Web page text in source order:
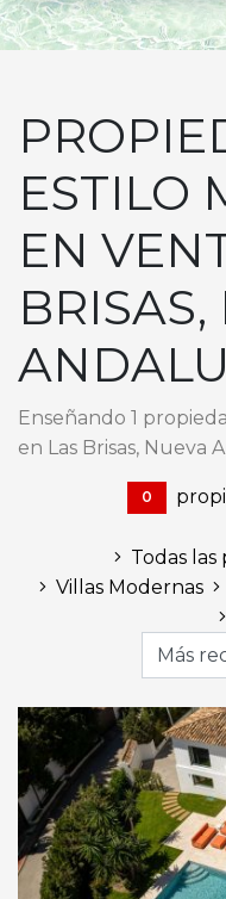
ESTILO
EN
Enseñando 1
en Las Brisas, Nueva
0
Todas
Villas Modernas
Más